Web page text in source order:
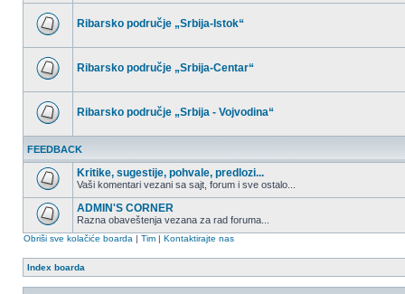
nepročitanih
nepročitanih
Ribarsko područje „Srbija-Istok“
nepročitanih
Ribarsko područje „Srbija-Centar“
nepročitanih
postova
Ribarsko područje „Srbija - Vojvodina“
FEEDBACK
nepročitanih
postova
Kritike, sugestije, pohvale, predlozi...
Vaši komentari vezani sa sajt, forum i sve ostalo...
nepročitanih
ADMIN'S CORNER
Razna obaveštenja vezana za rad foruma...
Obriši sve kolačiće boarda | Tim | Kontaktirajte nas
Index boarda